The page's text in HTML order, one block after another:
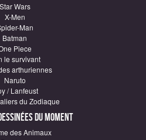
Star Wars
X-Men
Man
Batman
Piece
le survivant
arthuriennes
Naruto
/ Lanfeust
du Zodiaque
du moment
des Animaux